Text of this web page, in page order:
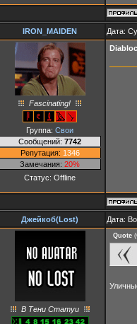
IRON_MAIDEN Дата:
Fascinating!
Группа: Свои
Сообщений: 7742
Репутация: 1346
Замечания: 20%
Статус: Offline
Джейкоб(Lost) Дата:
В Тени Статуи
Quote (